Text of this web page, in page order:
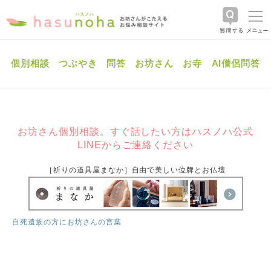
個別相談 つぶやき 問答 お坊さん お寺 AI僧侶問答
お坊さん個別相談。すぐ話したい方はハスノハ公式
LINEからご連絡ください
［祈りの道具屋まなか］自由で美しい位牌とお仏壇
自死遺族の方にお坊さんの言葉